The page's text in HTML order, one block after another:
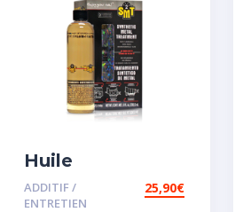
Huile
Remétallisant
Moteur SMT2
ADDITIF /
ENTRETIEN
25,90€